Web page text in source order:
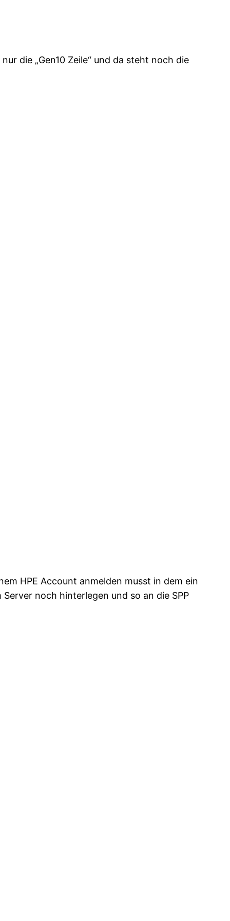
die „Gen10 Zeile“ und da steht noch die
HPE Account anmelden musst in dem ein
noch hinterlegen und so an die SPP